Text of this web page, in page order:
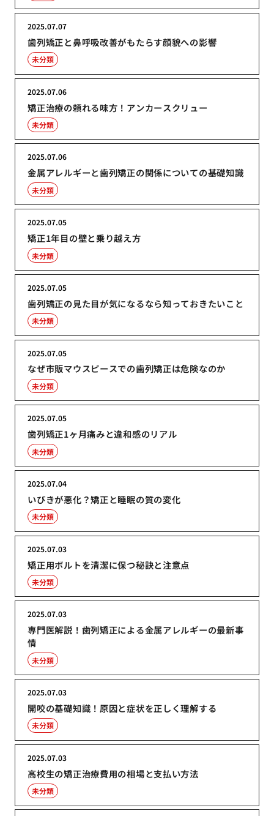
歯列矯正と鼻呼吸改善がもたらす顔貌への影響
2025.07.07
未分類
矯正治療の頼れる味方！アンカースクリュー
2025.07.06
未分類
金属アレルギーと歯列矯正の関係についての基礎知識
2025.07.06
未分類
矯正1年目の壁と乗り越え方
2025.07.05
未分類
歯列矯正の見た目が気になるなら知っておきたいこと
2025.07.05
未分類
なぜ市販マウスピースでの歯列矯正は危険なのか
2025.07.05
未分類
歯列矯正1ヶ月痛みと違和感のリアル
2025.07.05
未分類
いびきが悪化？矯正と睡眠の質の変化
2025.07.04
未分類
矯正用ボルトを清潔に保つ秘訣と注意点
2025.07.03
未分類
専門医解説！歯列矯正による金属アレルギーの最新事
情
2025.07.03
未分類
開咬の基礎知識！原因と症状を正しく理解する
2025.07.03
未分類
高校生の矯正治療費用の相場と支払い方法
2025.07.03
未分類